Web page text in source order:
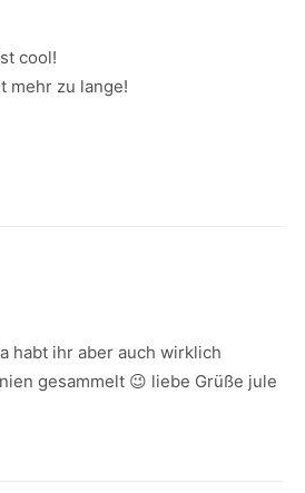
cool!
mehr zu lange!
habt ihr aber auch wirklich
gesammelt 😉 liebe Grüße jule